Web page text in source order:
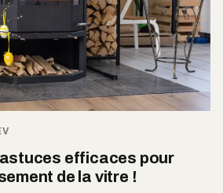
astuces efficaces pour
de la vitre !